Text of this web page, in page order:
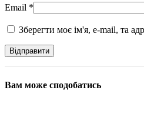
Email *
Зберегти моє ім'я, e-mail, та
Вам може сподобатись